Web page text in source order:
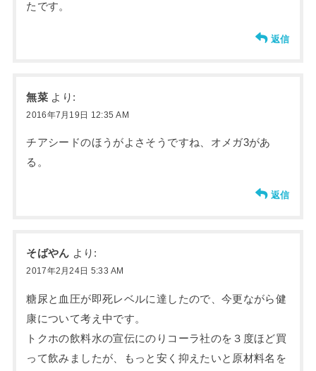
たです。
返信
無菜 より:
2016年7月19日 12:35 AM
チアシードのほうがよさそうですね、オメガ3があ
る。
返信
そばやん より:
2017年2月24日 5:33 AM
糖尿と血圧が即死レベルに達したので、今更ながら健
康について考え中です。
トクホの飲料水の宣伝にのりコーラ社のを３度ほど買
って飲みましたが、もっと安く抑えたいと原材料名を